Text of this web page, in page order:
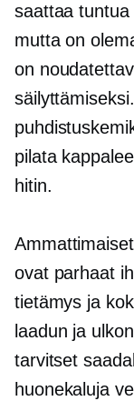
saattaa tuntua
mutta on
on
pilata
hitin.
ovat parhaat
tietämys ja
laadun ja
tarvitset
huonekaluja